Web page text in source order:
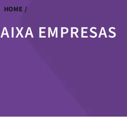
HOME /
EMPRESAS